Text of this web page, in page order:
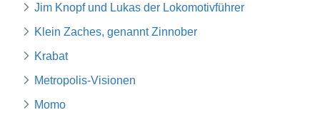
Jim Knopf und Lukas der Lokomotivführer
Klein Zaches, genannt Zinnober
Krabat
Metropolis-Visionen
Momo